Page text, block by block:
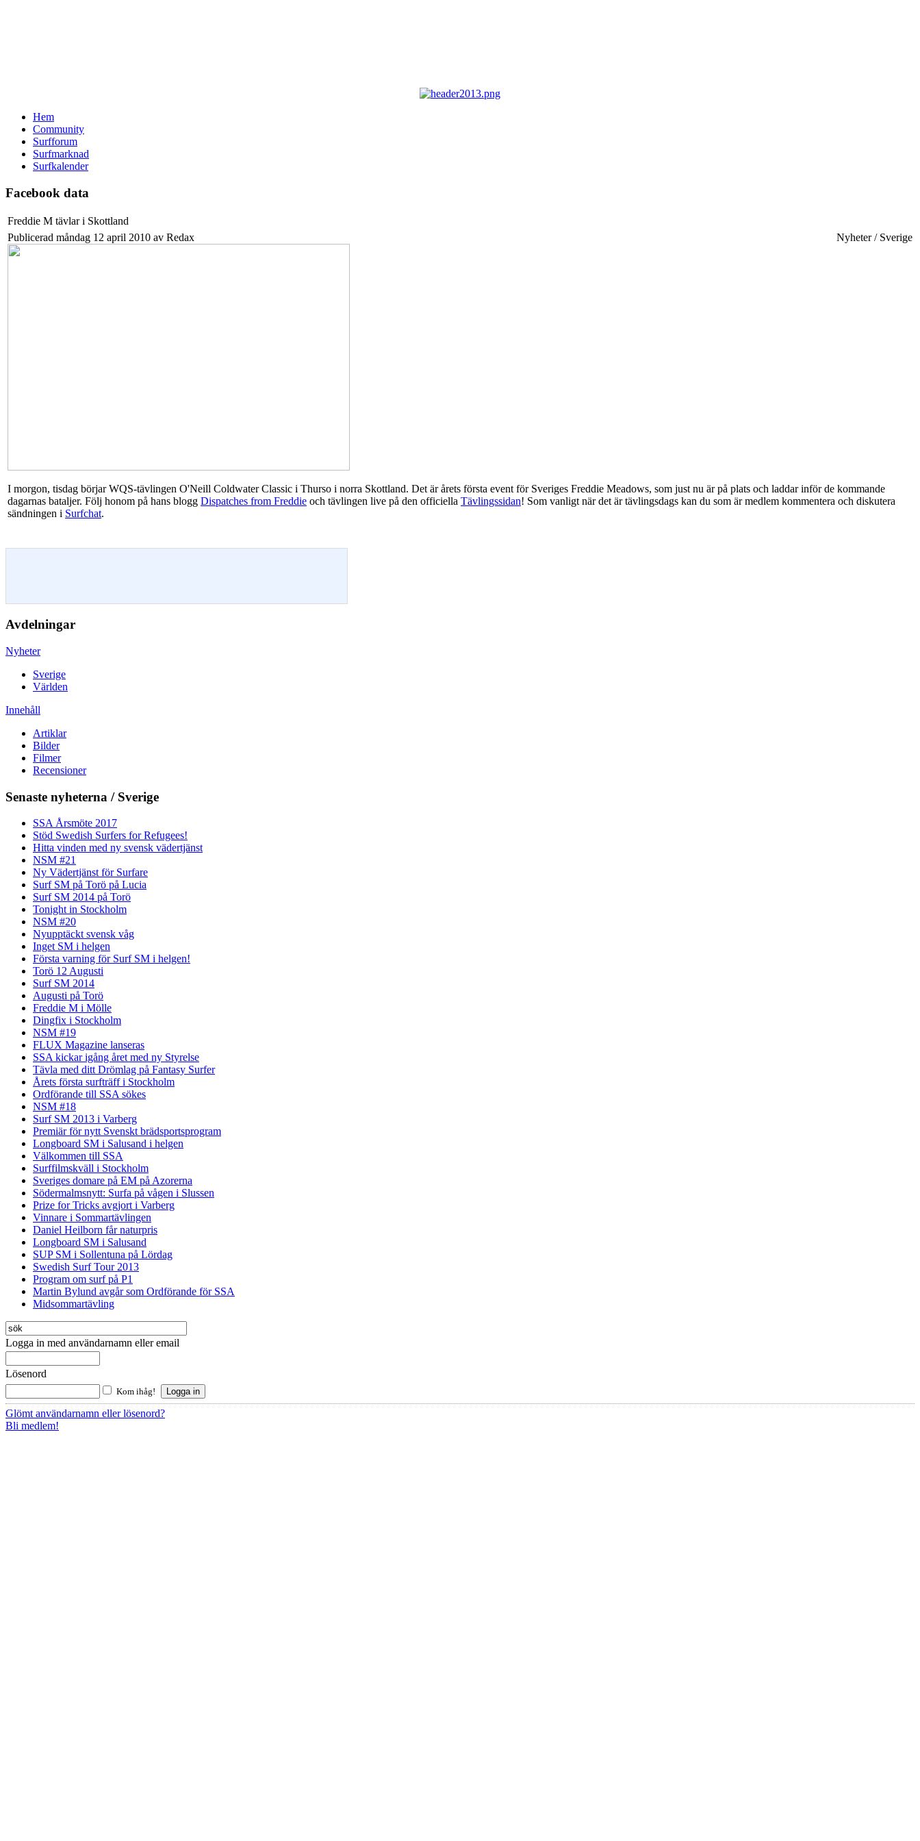
Hem
Community
Surfforum
Surfmarknad
Surfkalender
Facebook data
Freddie M tävlar i Skottland
Publicerad måndag 12 april 2010 av Redax
Nyheter / Sverige
I morgon, tisdag börjar WQS-tävlingen O'Neill Coldwater Classic i Thurso i norra Skottland. Det är årets första event för Sveriges Freddie Meadows, som just nu är på plats och laddar inför de kommande
dagarnas bataljer. Följ honom på hans blogg Dispatches from Freddie och tävlingen live på den officiella Tävlingssidan! Som vanligt när det är tävlingsdags kan du som är medlem kommentera och diskutera
sändningen i Surfchat.
Avdelningar
Nyheter
Sverige
Världen
Innehåll
Artiklar
Bilder
Filmer
Recensioner
Senaste nyheterna / Sverige
SSA Årsmöte 2017
Stöd Swedish Surfers for Refugees!
Hitta vinden med ny svensk vädertjänst
NSM #21
Ny Vädertjänst för Surfare
Surf SM på Torö på Lucia
Surf SM 2014 på Torö
Tonight in Stockholm
NSM #20
Nyupptäckt svensk våg
Inget SM i helgen
Första varning för Surf SM i helgen!
Torö 12 Augusti
Surf SM 2014
Augusti på Torö
Freddie M i Mölle
Dingfix i Stockholm
NSM #19
FLUX Magazine lanseras
SSA kickar igång året med ny Styrelse
Tävla med ditt Drömlag på Fantasy Surfer
Årets första surfträff i Stockholm
Ordförande till SSA sökes
NSM #18
Surf SM 2013 i Varberg
Premiär för nytt Svenskt brädsportsprogram
Longboard SM i Salusand i helgen
Välkommen till SSA
Surffilmskväll i Stockholm
Sveriges domare på EM på Azorerna
Södermalmsnytt: Surfa på vågen i Slussen
Prize for Tricks avgjort i Varberg
Vinnare i Sommartävlingen
Daniel Heilborn får naturpris
Longboard SM i Salusand
SUP SM i Sollentuna på Lördag
Swedish Surf Tour 2013
Program om surf på P1
Martin Bylund avgår som Ordförande för SSA
Midsommartävling
Logga in med användarnamn eller email
Lösenord
Kom ihåg!
Glömt användarnamn eller lösenord?
Bli medlem!